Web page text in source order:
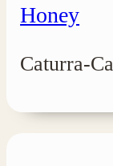
Honey
Caturra-